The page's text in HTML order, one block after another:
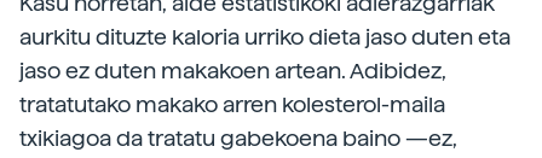
aurkitu dituzte kaloria urriko dieta jaso duten eta
jaso ez duten makakoen artean. Adibidez,
tratatutako makako arren kolesterol-maila
txikiagoa da tratatu gabekoena baino —ez,